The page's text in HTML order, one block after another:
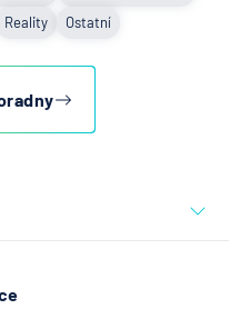
Reality Ostatní
přímo v Partners App